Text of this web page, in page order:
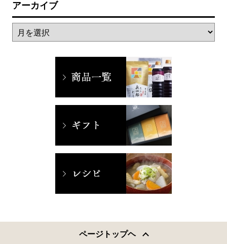
アーカイブ
ページトップヘ